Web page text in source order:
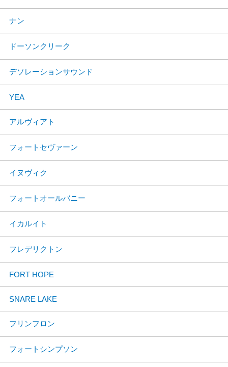
ナン
ドーソンクリーク
デソレーションサウンド
YEA
アルヴィアト
フォートセヴァーン
イヌヴィク
フォートオールバニー
イカルイト
フレデリクトン
FORT HOPE
SNARE LAKE
フリンフロン
フォートシンプソン